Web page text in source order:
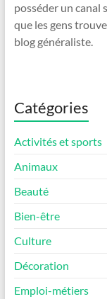
posséder un canal
que les gens
blog généraliste.
Catégories
Activités et sports
Animaux
Beauté
Bien-être
Culture
Décoration
Emploi-métiers